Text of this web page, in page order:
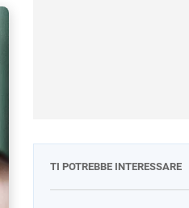
TI POTREBBE INTERESSARE